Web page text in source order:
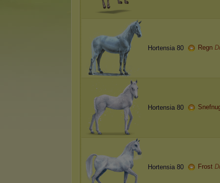
Hortensia 80 Regn
Hortensia 80
Hortensia 80 Frost